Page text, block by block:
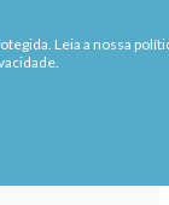
Leia a nossa